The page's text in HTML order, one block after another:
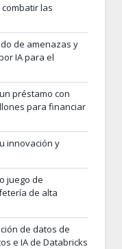
combatir las
de amenazas y
IA para el
préstamo con
para financiar
innovación y
juego de
de alta
de datos de
e IA de Databricks